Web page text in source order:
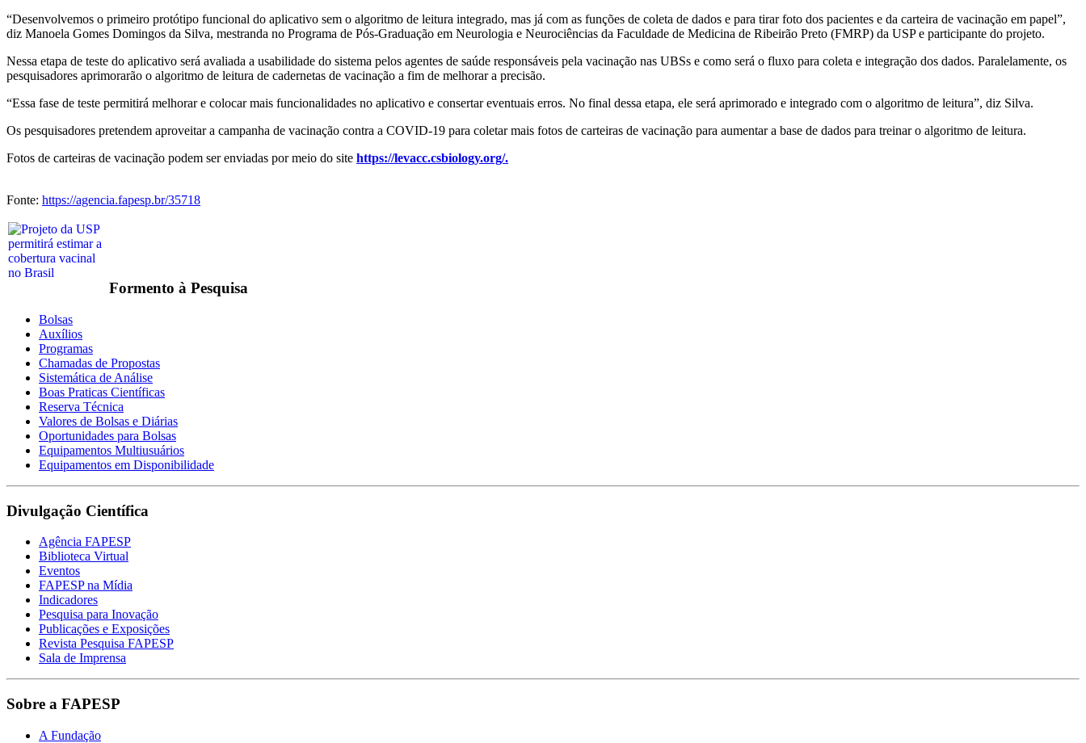
“Desenvolvemos o primeiro protótipo funcional do aplicativo sem o algoritmo de leitura integrado, mas já com as funções de coleta de dados e para tirar foto dos pacientes e da carteira de vacinação em papel”,
diz Manoela Gomes Domingos da Silva, mestranda no Programa de Pós-Graduação em Neurologia e Neurociências da Faculdade de Medicina de Ribeirão Preto (FMRP) da USP e participante do projeto.
Nessa etapa de teste do aplicativo será avaliada a usabilidade do sistema pelos agentes de saúde responsáveis pela vacinação nas UBSs e como será o fluxo para coleta e integração dos dados. Paralelamente, os
pesquisadores aprimorarão o algoritmo de leitura de cadernetas de vacinação a fim de melhorar a precisão.
“Essa fase de teste permitirá melhorar e colocar mais funcionalidades no aplicativo e consertar eventuais erros. No final dessa etapa, ele será aprimorado e integrado com o algoritmo de leitura”, diz Silva.
Os pesquisadores pretendem aproveitar a campanha de vacinação contra a COVID-19 para coletar mais fotos de carteiras de vacinação para aumentar a base de dados para treinar o algoritmo de leitura.
Fotos de carteiras de vacinação podem ser enviadas por meio do site https://levacc.csbiology.org/.
Fonte: https://agencia.fapesp.br/35718
Formento à Pesquisa
Bolsas
Auxílios
Programas
Chamadas de Propostas
Sistemática de Análise
Boas Praticas Científicas
Reserva Técnica
Valores de Bolsas e Diárias
Oportunidades para Bolsas
Equipamentos Multiusuários
Equipamentos em Disponibilidade
Divulgação Científica
Agência FAPESP
Biblioteca Virtual
Eventos
FAPESP na Mídia
Indicadores
Pesquisa para Inovação
Publicações e Exposições
Revista Pesquisa FAPESP
Sala de Imprensa
Sobre a FAPESP
A Fundação